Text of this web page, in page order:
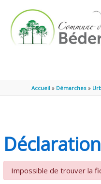
Accueil Démarches
Impossible de trouver la